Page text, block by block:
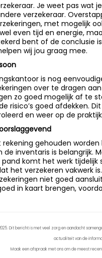
Je weet pas wat
verzekeraar.
met mogelijk
even tijd en energie,
bent of de conclusie
wij jou graag mee.
is nog
over te dragen
zo goed mogelijk af te
risico’s goed afdekken.
en weer op de
gehouden
inventaris is belangrijk.
komt het werk
het verzekeren vakwerk
niet goed
in kaart brengen,
Dit bericht is met veel zorg en aandacht
actualiteit van de
Maak een afspraak met ons om de meest